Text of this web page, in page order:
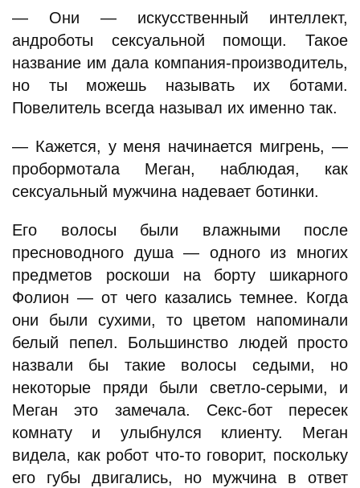
— Они — искусственный интеллект,
андроботы сексуальной помощи. Такое
название им дала компания-производитель,
но ты можешь называть их ботами.
Повелитель всегда называл их именно так.
— Кажется, у меня начинается мигрень, —
пробормотала Меган, наблюдая, как
сексуальный мужчина надевает ботинки.
Его волосы были влажными после
пресноводного душа — одного из многих
предметов роскоши на борту шикарного
Фолион — от чего казались темнее. Когда
они были сухими, то цветом напоминали
белый пепел. Большинство людей просто
назвали бы такие волосы седыми, но
некоторые пряди были светло-серыми, и
Меган это замечала. Секс-бот пересек
комнату и улыбнулся клиенту. Меган
видела, как робот что-то говорит, поскольку
его губы двигались, но мужчина в ответ